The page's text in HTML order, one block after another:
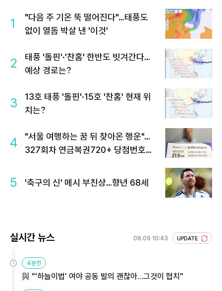
1
"다음 주 기온 뚝 떨어진다"…태풍도
없이 열돔 박살 낸 '이것'
2
태풍 '돌핀'·'찬홈' 한반도 빗겨간다…
예상 경로는?
3
13호 태풍 '돌핀'·15호 '찬홈' 현재 위
치는?
4
"서울 여행하는 꿈 뒤 찾아온 행운"…
327회차 연금복권720+ 당첨번호조
5 '축구의 신' 메시 부친상…향년 68세
실시간 뉴스 08.09 10:43 UPDATE
4분전
與 "'하늘이법' 여야 공동 발의 괜찮아…그것이 협치"